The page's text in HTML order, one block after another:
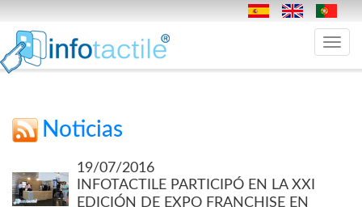
Toggle
Noticias
19/07/2016
INFOTACTILE PARTICIPÓ EN LA XXI
EDICIÓN DE EXPO FRANCHISE EN